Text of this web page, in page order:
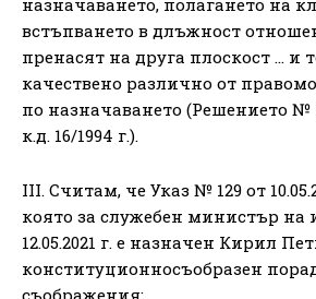
встъпването в длъжност
пренасят на друга плоскост … и
качествено различно от
по назначаването (Решението №
к.д. 16/1994 г.).
III. Считам, че Указ № 129 от
която за служебен министър на
12.05.2021 г. е назначен Кирил
конституционносъобразен
съображения: